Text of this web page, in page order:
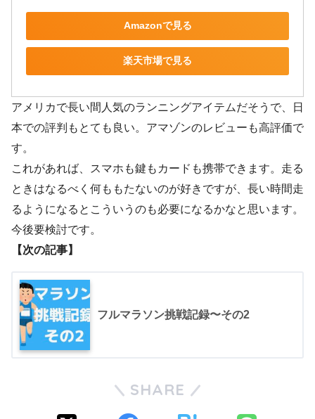
Amazonで見る
楽天市場で見る
アメリカで長い間人気のランニングアイテムだそうで、日
本での評判もとても良い。アマゾンのレビューも高評価で
す。
これがあれば、スマホも鍵もカードも携帯できます。走る
ときはなるべく何ももたないのが好きですが、長い時間走
るようになるとこういうのも必要になるかなと思います。
今後要検討です。
【次の記事】
フルマラソン挑戦記録〜その2
SHARE